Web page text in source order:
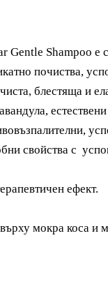
Gentle Shampoo е
почиства,
блестяща и
свойства с
ефект.
мокра коса и